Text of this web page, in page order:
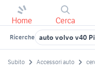
Home Cerca
Ricerche auto volvo v40
Subito Accessori auto